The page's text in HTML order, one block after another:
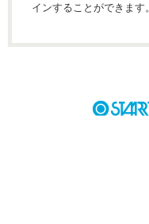
インすることができます。